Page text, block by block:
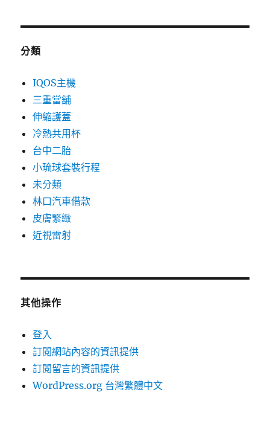
分類
IQOS主機
三重當舖
伸縮護蓋
冷熱共用杯
台中二胎
小琉球套裝行程
未分類
林口汽車借款
皮膚緊緻
近視雷射
其他操作
登入
訂閱網站內容的資訊提供
訂閱留言的資訊提供
WordPress.org 台灣繁體中文